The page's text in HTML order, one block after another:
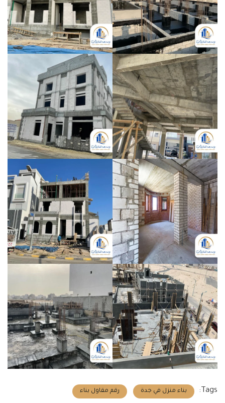
Tags: بناء منزل في جدة رقم مقاول بناء